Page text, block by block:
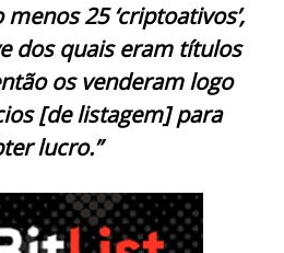
25 ‘criptoativos’,
dos quais eram títulos
os venderam logo
[de listagem] para
lucro.”